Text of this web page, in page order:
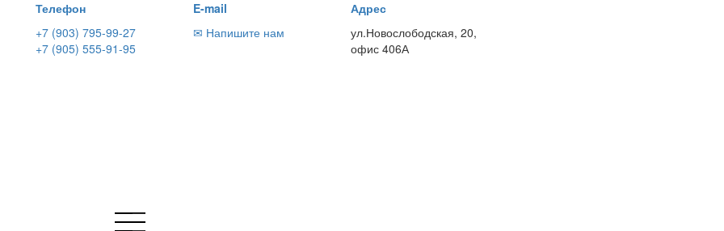
Телефон
+7 (903) 795-99-27
+7 (905) 555-91-95
E-mail
✉ Напишите нам
Адрес
ул.Новослободская, 20,
офис 406А